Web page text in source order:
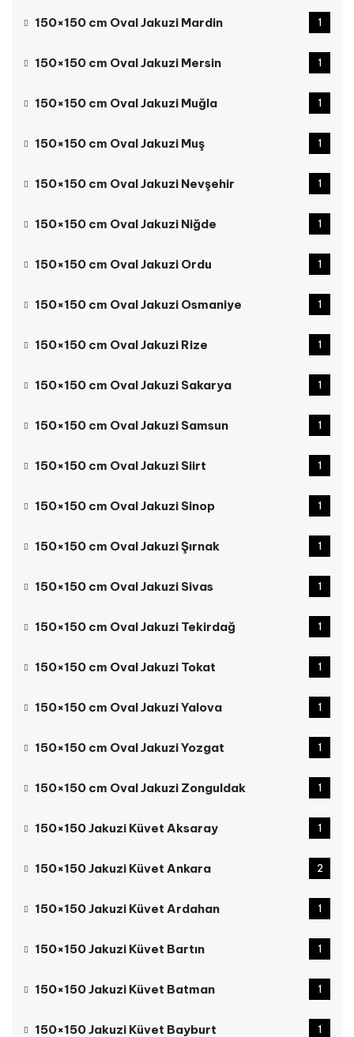
150×150 cm Oval Jakuzi Mardin 1
150×150 cm Oval Jakuzi Mersin 1
150×150 cm Oval Jakuzi Muğla 1
150×150 cm Oval Jakuzi Muş 1
150×150 cm Oval Jakuzi Nevşehir 1
150×150 cm Oval Jakuzi Niğde 1
150×150 cm Oval Jakuzi Ordu 1
150×150 cm Oval Jakuzi Osmaniye 1
150×150 cm Oval Jakuzi Rize 1
150×150 cm Oval Jakuzi Sakarya 1
150×150 cm Oval Jakuzi Samsun 1
150×150 cm Oval Jakuzi Siirt 1
150×150 cm Oval Jakuzi Sinop 1
150×150 cm Oval Jakuzi Şırnak 1
150×150 cm Oval Jakuzi Sivas 1
150×150 cm Oval Jakuzi Tekirdağ 1
150×150 cm Oval Jakuzi Tokat 1
150×150 cm Oval Jakuzi Yalova 1
150×150 cm Oval Jakuzi Yozgat 1
150×150 cm Oval Jakuzi Zonguldak 1
150×150 Jakuzi Küvet Aksaray 1
150×150 Jakuzi Küvet Ankara 2
150×150 Jakuzi Küvet Ardahan 1
150×150 Jakuzi Küvet Bartın 1
150×150 Jakuzi Küvet Batman 1
150×150 Jakuzi Küvet Bayburt 1